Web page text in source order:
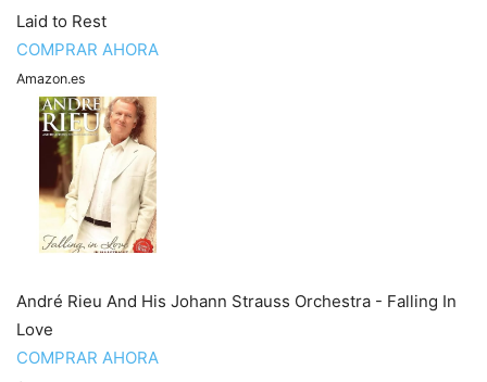
Laid to Rest
COMPRAR AHORA
Amazon.es
André Rieu And His Johann Strauss Orchestra - Falling In
Love
COMPRAR AHORA